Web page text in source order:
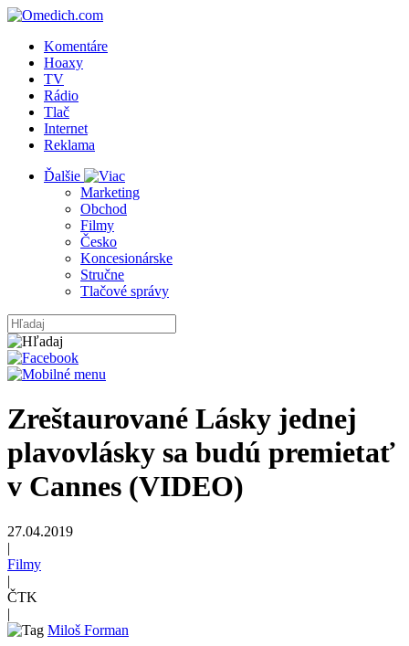
Komentáre
Hoaxy
TV
Rádio
Tlač
Internet
Reklama
Ďalšie
Marketing
Obchod
Filmy
Česko
Koncesionárske
Stručne
Tlačové správy
Zreštaurované Lásky jednej
plavovlásky sa budú premietať
v Cannes (VIDEO)
27.04.2019
|
Filmy
|
ČTK
|
Miloš Forman